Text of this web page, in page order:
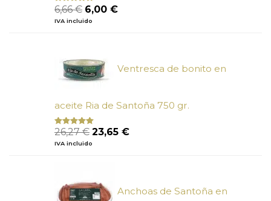
Valorado
con
de 5
6,66€ El
precio
6,00 €El
IVA incluido
Ventresca de bonito en
aceite Ria de Santoña 750 gr.
Valorado
con
5
26,27€ El
precio
23,65 €El
IVA incluido
Anchoas de Santoña en